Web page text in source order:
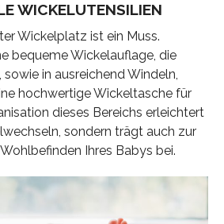
WICKELUTENSILIEN
Wickelplatz ist ein Muss.
bequeme Wickelauflage, die
in ausreichend Windeln,
hochwertige Wickeltasche für
dieses Bereichs erleichtert
sondern trägt auch zur
Ihres Babys bei.